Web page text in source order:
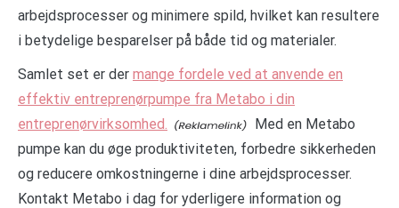
arbejdsprocesser og minimere spild, hvilket kan resultere
i betydelige besparelser på både tid og materialer.
Samlet set er der mange fordele ved at anvende en
effektiv entreprenørpumpe fra Metabo i din
entreprenørvirksomhed.
Med en Metabo
pumpe kan du øge produktiviteten, forbedre sikkerheden
og reducere omkostningerne i dine arbejdsprocesser.
Kontakt Metabo i dag for yderligere information og